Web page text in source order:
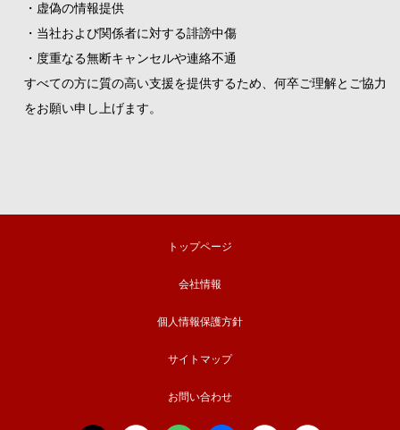
・虚偽の情報提供
・当社および関係者に対する誹謗中傷
・度重なる無断キャンセルや連絡不通
すべての方に質の高い支援を提供するため、何卒ご理解とご協力
をお願い申し上げます。
トップページ
会社情報
個人情報保護方針
サイトマップ
お問い合わせ